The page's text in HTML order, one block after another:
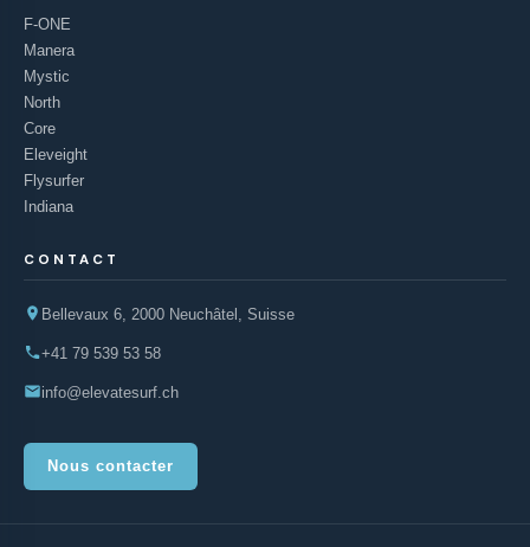
F-ONE
Manera
Mystic
North
Core
Eleveight
Flysurfer
Indiana
CONTACT
Bellevaux 6, 2000 Neuchâtel, Suisse
+41 79 539 53 58
info@elevatesurf.ch
Nous contacter